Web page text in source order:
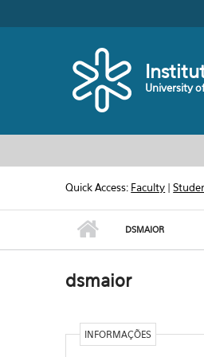
University
Quick Access: Faculty |
DSMAIOR
dsmaior
INFORMAÇÕES